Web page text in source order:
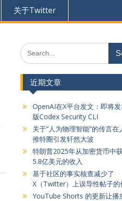
关于Twitter
Search
for:
近期文章
OpenAI在X平台发文：即将
版Codex Security CLI
关于“人为物理智能”的传言在
推特圈引发轩然大波
特朗普2025年从加密货币中
5.8亿美元的收入
基于社区的事实核查减少了
X（Twitter）上误导性帖子的
YouTube Shorts 的更新让播